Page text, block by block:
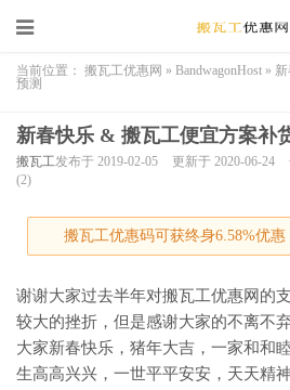
当前位置： 搬瓦工优惠网 » BandwagonHost »
预测
新春快乐 & 搬瓦工便宜方案补
搬瓦工发布于 2019-02-05 更新于 2020-06-24
(2)
搬瓦工优惠码可获终身6.58%优惠
谢谢大家过去半年对搬瓦工优惠网的
较大的挫折，但是感谢大家的不离不
大家新春快乐，猪年大吉，一家和和
生高高兴兴，一世平平安安，天天精